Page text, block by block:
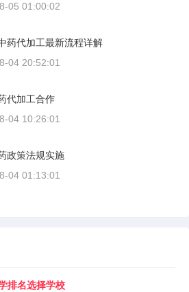
05 01:00:02
药代加工最新流程详解
04 20:52:01
代加工合作
04 10:26:01
政策法规实施
04 01:13:01
排名选择学校